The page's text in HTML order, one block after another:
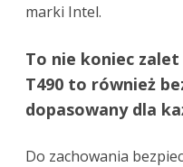
marki Intel.
To nie koniec
T490 to również
dopasowany dla
Do zachowania